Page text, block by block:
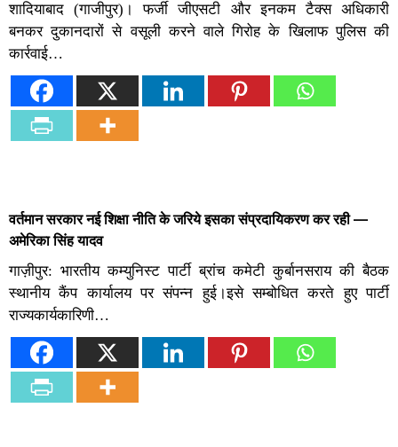
शादियाबाद (गाजीपुर)। फर्जी जीएसटी और इनकम टैक्स अधिकारी
बनकर दुकानदारों से वसूली करने वाले गिरोह के खिलाफ पुलिस की
कार्रवाई…
वर्तमान सरकार नई शिक्षा नीति के जरिये इसका संप्रदायिकरण कर रही —
अमेरिका सिंह यादव
गाज़ीपुर: भारतीय कम्युनिस्ट पार्टी ब्रांच कमेटी कुर्बानसराय की बैठक
स्थानीय कैंप कार्यालय पर संपन्न हुई।इसे सम्बोधित करते हुए पार्टी
राज्यकार्यकारिणी…